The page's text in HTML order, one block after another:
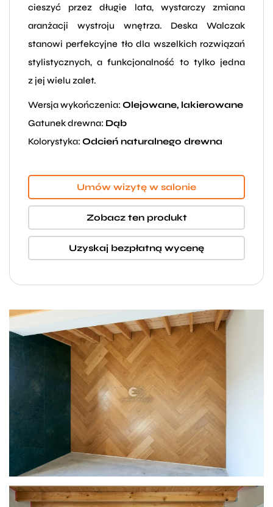
cieszyć przez długie lata, wystarczy zmiana
aranżacji wystroju wnętrza. Deska Walczak
stanowi perfekcyjne tło dla wszelkich rozwiązań
stylistycznych, a funkcjonalność to tylko jedna
z jej wielu zalet.
Wersja wykończenia: Olejowane, lakierowane
Gatunek drewna: Dąb
Kolorystyka: Odcień naturalnego drewna
Umów wizytę w salonie
Zobacz ten produkt
Uzyskaj bezpłatną wycenę